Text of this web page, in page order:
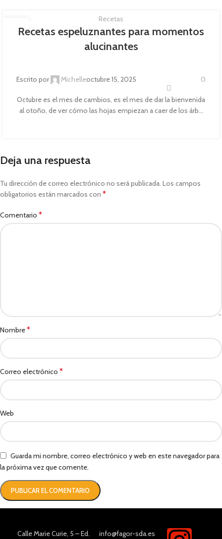
15
OCT
Recetas
Recetas espeluznantes para momentos
alucinantes
Escrito por Michelleoctubre 15, 2025 0
Octubre es el mes de cambios, es el mes de dar la bienvenida
al otoño, de ver cómo las hojas empiezan a caer de los árb...
Deja una respuesta
Tu dirección de correo electrónico no será publicada. Los campos
obligatorios están marcados con *
Comentario *
Nombre*
Correo electrónico *
Web
Guarda mi nombre, correo electrónico y web en este navegador para
la próxima vez que comente.
Calle Marie Curie, 5 – Ed.
info@fagor-sda.es